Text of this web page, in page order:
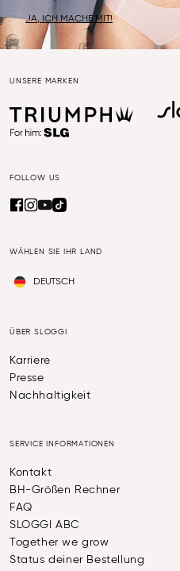
JA, ICH MACHE MIT!
UNSERE MARKEN
FOLLOW US
WÄHLEN SIE IHR LAND
DEUTSCH
ÜBER SLOGGI
Karriere
Presse
Nachhaltigkeit
SERVICE INFORMATIONEN
Kontakt
BH-Größen Rechner
FAQ
SLOGGI ABC
Together we grow
Status deiner Bestellung